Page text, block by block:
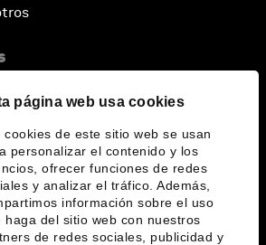
página web usa cookies
cookies de este sitio web se usan
personalizar el contenido y los
ofrecer funciones de redes
y analizar el tráfico. Además,
información sobre el uso
haga del sitio web con nuestros
de redes sociales, publicidad y
el Foro
idiomas